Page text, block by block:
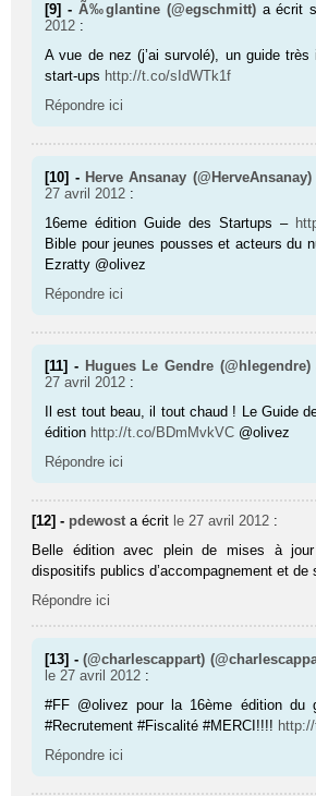
[9] - Ã‰glantine (@egschmitt) a écrit
2012 :
A vue de nez (j’ai survolé), un guide très
start-ups http://t.co/sIdWTk1f
Répondre ici
[10] - Herve Ansanay (@HerveAnsanay)
27 avril 2012 :
16eme édition Guide des Startups –
Bible pour jeunes pousses et acteurs du
Ezratty @olivez
Répondre ici
[11] - Hugues Le Gendre (@hlegendre)
27 avril 2012 :
Il est tout beau, il tout chaud ! Le Guide
édition http://t.co/BDmMvkVC @olivez
Répondre ici
[12] - pdewost a écrit le 27 avril 2012 :
Belle édition avec plein de mises à
dispositifs publics d’accompagnement et de
Répondre ici
[13] -(@charlescappart)
le 27 avril 2012 :
#FF @olivez pour la 16ème édition du
#Recrutement #Fiscalité #MERCI!!!!
Répondre ici